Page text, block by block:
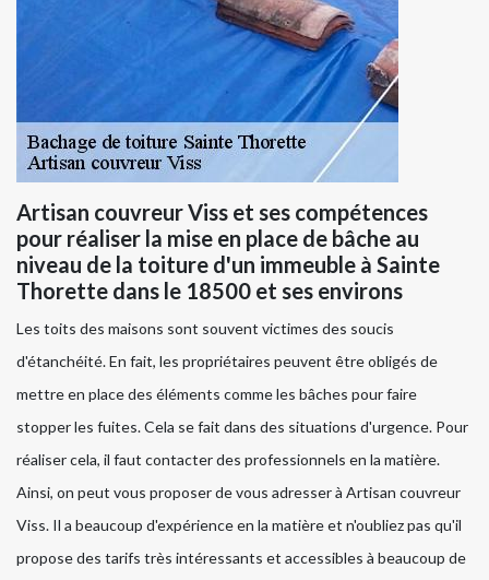
Artisan couvreur Viss et ses compétences
pour réaliser la mise en place de bâche au
niveau de la toiture d'un immeuble à Sainte
Thorette dans le 18500 et ses environs
Les toits des maisons sont souvent victimes des soucis
d'étanchéité. En fait, les propriétaires peuvent être obligés de
mettre en place des éléments comme les bâches pour faire
stopper les fuites. Cela se fait dans des situations d'urgence. Pour
réaliser cela, il faut contacter des professionnels en la matière.
Ainsi, on peut vous proposer de vous adresser à Artisan couvreur
Viss. Il a beaucoup d'expérience en la matière et n'oubliez pas qu'il
propose des tarifs très intéressants et accessibles à beaucoup de